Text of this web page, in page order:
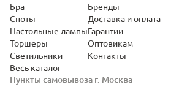
Пункты самовывоза г. Москва
Бра
Споты
Настольные лампы
Торшеры
Светильники
Весь каталог
Бренды
Доставка и оплата
Гарантии
Оптовикам
Контакты